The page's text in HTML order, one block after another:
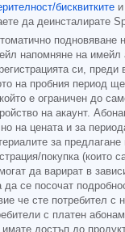
бисквитките и
да деинсталирате
подновяване
напомняне на имейл
си, преди
на пробния период
е ограничен до
на акаунт.
на цената и за
за
покупка (които
да варират в
се посочат
че сте потребител с
с платен
достъп до